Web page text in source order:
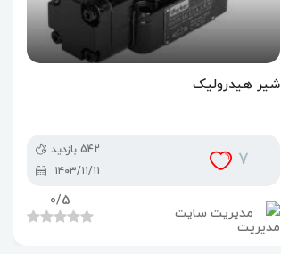
شیر هیدرولیک
7
542 بازدید
۱۴۰۳/۱۱/۱۱
مدیریت سایت
0/5